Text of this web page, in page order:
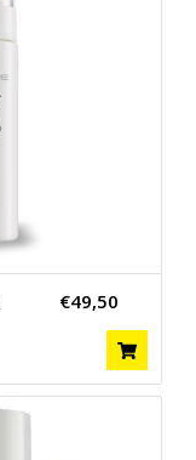
€49,50